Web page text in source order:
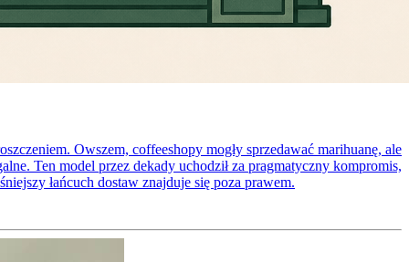
Owszem, coffeeshopy mogły sprzedawać marihuanę, ale
Ten model przez dekady uchodził za pragmatyczny kompromis,
łańcuch dostaw znajduje się poza prawem.